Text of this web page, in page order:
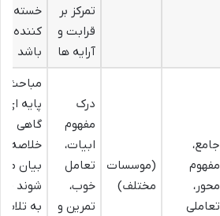
تمرکز بر
قرابت و
آرایه ها
خسته
کننده
باشد
جامع،
مفهوم
محور،
تعاملی
(موسسات
مختلف)
درک
مفهوم
ابیات،
تعامل
خوب،
تمرین و
مباحث
پایه ای
گاهی
خلاصه
بیان می
شوند
به تلاش